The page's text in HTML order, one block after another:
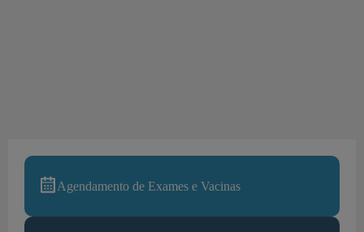
Agendamento de Exames e Vacinas